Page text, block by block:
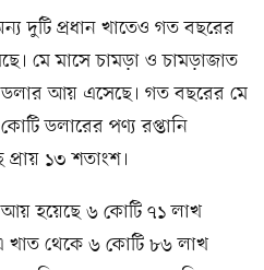
দুটি প্রধান খাতেও গত বছরের
মে মাসে চামড়া ও চামড়াজাত
আয় এসেছে। গত বছরের মে
ডলারের পণ্য রপ্তানি
প্রায় ১৩ শতাংশ।
আয় হয়েছে ৬ কোটি ৭১ লাখ
খাত থেকে ৬ কোটি ৮৬ লাখ